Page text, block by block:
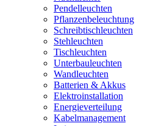
Pendelleuchten
Pflanzenbeleuchtung
Schreibtischleuchten
Stehleuchten
Tischleuchten
Unterbauleuchten
Wandleuchten
Batterien & Akkus
Elektroinstallation
Energieverteilung
Kabelmanagement